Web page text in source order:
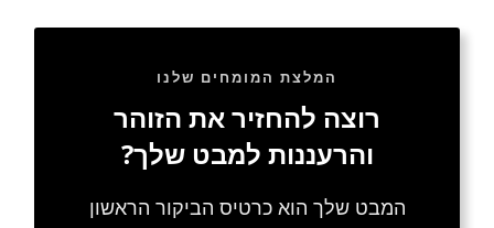
המלצת המומחים שלנו
רוצה להחזיר את הזוהר
והרעננות למבט שלך?
המבט שלך הוא כרטיס הביקור הראשון